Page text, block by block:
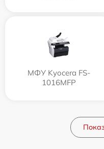
МФУ Kyocera FS-
1016MFP